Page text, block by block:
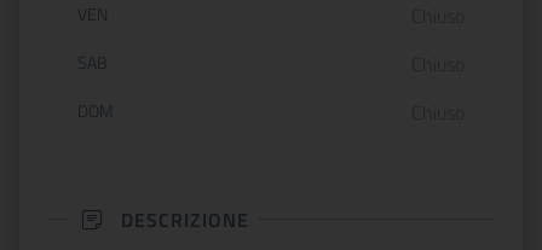
VEN
SAB
DOM
DESCRIZIONE